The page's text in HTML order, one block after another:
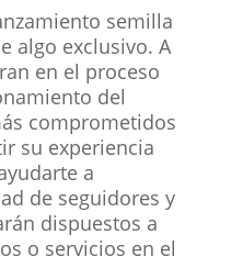
semilla
algo exclusivo. A
en el proceso
del
comprometidos
su experiencia
a
de seguidores y
dispuestos a
o servicios en el